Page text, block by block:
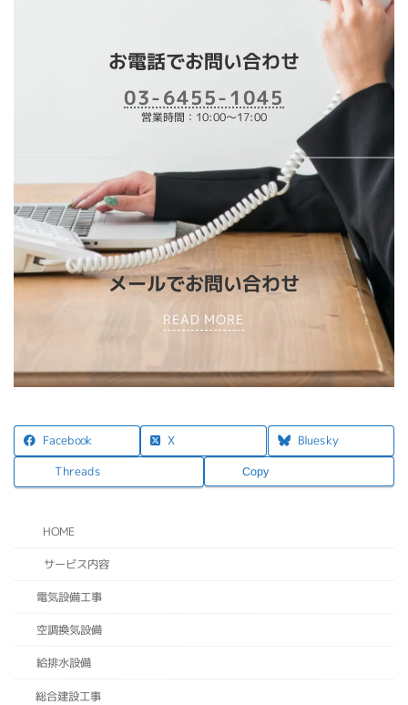
お電話でお問い合わせ
03-6455-1045
営業時間：10:00～17:00
メールでお問い合わせ
READ MORE
Facebook X Bluesky
Threads Copy
HOME
サービス内容
電気設備工事
空調換気設備
給排水設備
総合建設工事